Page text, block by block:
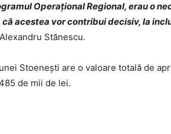
Operațional Regional, erau o
acestea vor contribui decisiv, la
Stănescu.
Stoenești are o valoare totală de
de mii de lei.